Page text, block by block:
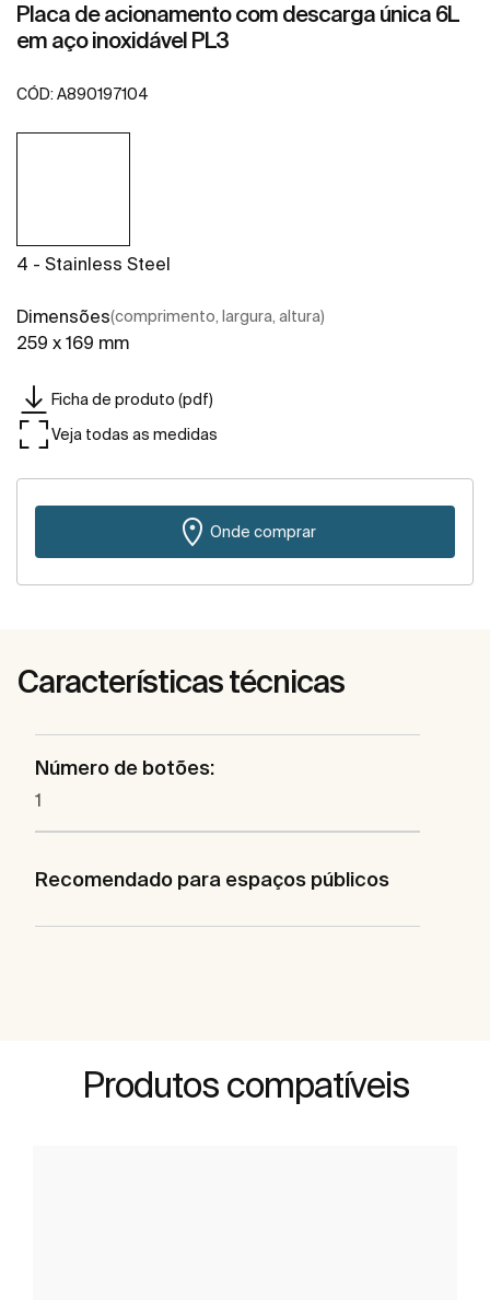
Placa de acionamento com descarga única 6L
em aço inoxidável PL3
CÓD: A890197104
4 - Stainless Steel
Dimensões(comprimento, largura, altura)
259 x 169 mm
Ficha de produto (pdf)
Veja todas as medidas
Onde comprar
Características técnicas
Número de botões:
1
Recomendado para espaços públicos
Produtos compatíveis